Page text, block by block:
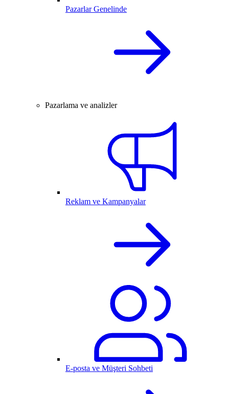
Pazarlar Genelinde
Pazarlama ve analizler
Reklam ve Kampanyalar
E-posta ve Müşteri Sohbeti